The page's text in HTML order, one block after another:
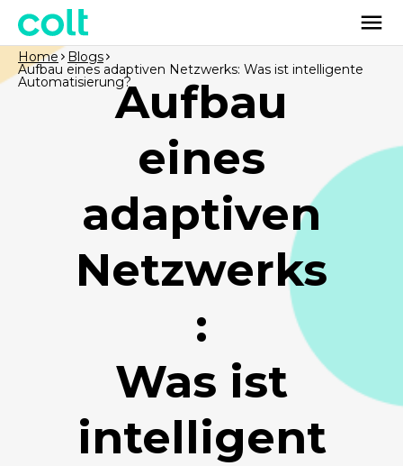
Aufbau
eines
adaptiven
Netzwerks
:
Was ist
intelligent
Home Blogs
Aufbau eines adaptiven Netzwerks: Was ist intelligente
Automatisierung?